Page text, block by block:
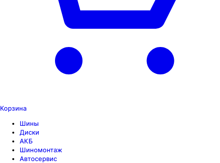
Корзина
Шины
Диски
АКБ
Шиномонтаж
Автосервис